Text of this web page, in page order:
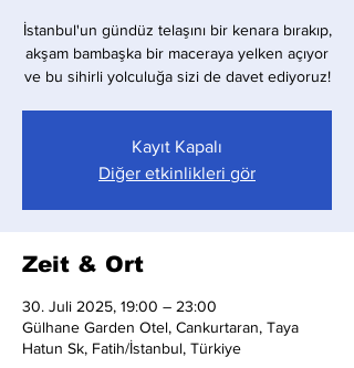
İstanbul'un gündüz telaşını bir kenara bırakıp,
akşam bambaşka bir maceraya yelken açıyor
ve bu sihirli yolculuğa sizi de davet ediyoruz!
Kayıt Kapalı
Diğer etkinlikleri gör
Zeit & Ort
30. Juli 2025, 19:00 – 23:00
Gülhane Garden Otel, Cankurtaran, Taya
Hatun Sk, Fatih/İstanbul, Türkiye